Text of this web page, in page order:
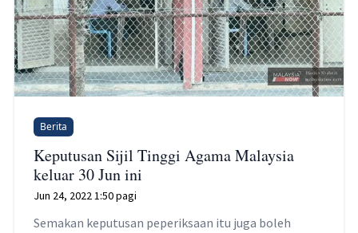
Berita
Keputusan Sijil Tinggi Agama Malaysia
keluar 30 Jun ini
Jun 24, 2022 1:50 pagi
Semakan keputusan peperiksaan itu juga boleh